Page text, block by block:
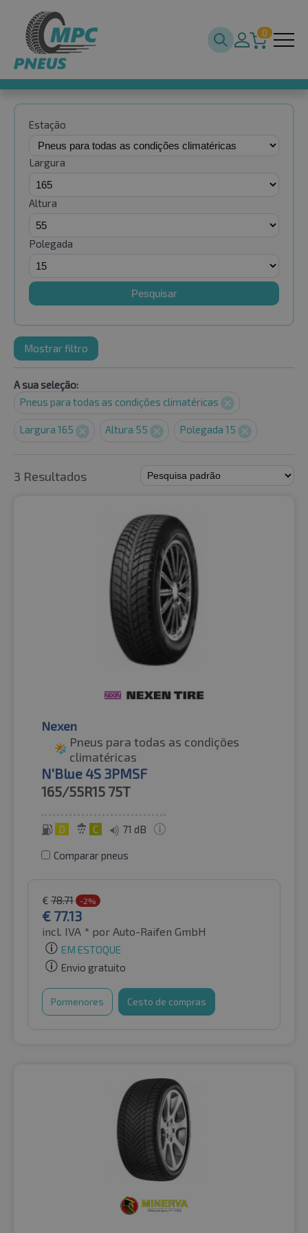
0
Estação
Largura
Altura
Polegada
Pesquisar
Mostrar filtro
A sua seleção:
Pneus para todas as condições climatéricas
Largura 165 Altura 55 Polegada 15
3 Resultados
Nexen
Pneus para todas as condições
climatéricas
N'Blue 4S 3PMSF
165/55R15 75T
D C 71 dB
Comparar pneus
€ 78.71 -2%
€ 77.13
incl. IVA * por Auto-Raifen GmbH
EM ESTOQUE
Envio gratuito
Pormenores Cesto de compras